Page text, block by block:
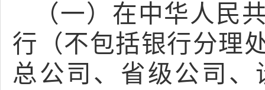
（一）在中华人民
行（不包括银行分理
总公司、省级公司